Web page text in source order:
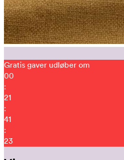
Gratis gaver udløber om
00
:
21
:
41
:
15